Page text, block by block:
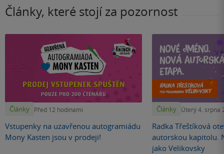
Články, které stojí za pozornost
Články Před 12 hodinami
Vstupenky na uzavřenou autogramiádu
Mony Kasten jsou v prodeji!
Články Úterý 4. srpna
Radka Třeštíková
autorskou kapitolu.
jako Velikovsky